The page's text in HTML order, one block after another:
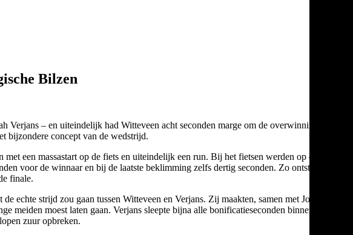
Bilzen
– en uiteindelijk had Witteveen acht seconden marge om de overwinning bij
bijzondere concept van de wedstrijd.
een massastart op de fiets en uiteindelijk een run. Bij het fietsen werden op de
voor de winnaar en bij de laatste beklimming zelfs dertig seconden. Zo ontstond er
finale.
echte strijd zou gaan tussen Witteveen en Verjans. Zij maakten, samen met Jolien
meiden moest laten gaan. Verjans sleepte bijna alle bonificatieseconden binnen, al
zuur opbreken.